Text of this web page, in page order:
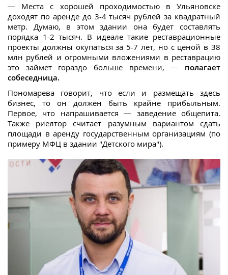
— Места с хорошей проходимостью в Ульяновске
доходят по аренде до 3-4 тысяч рублей за квадратный
метр. Думаю, в этом здании она будет составлять
порядка 1-2 тысяч. В идеале такие реставрационные
проекты должны окупаться за 5-7 лет, но с ценой в 38
млн рублей и огромными вложениями в реставрацию
это займет гораздо больше времени, — полагает
собеседница.
Пономарева говорит, что если и размещать здесь
бизнес, то он должен быть крайне прибыльным.
Первое, что напрашивается — заведение общепита.
Также риелтор считает разумным вариантом сдать
площади в аренду государственным организациям (по
примеру МФЦ в здании "Детского мира").